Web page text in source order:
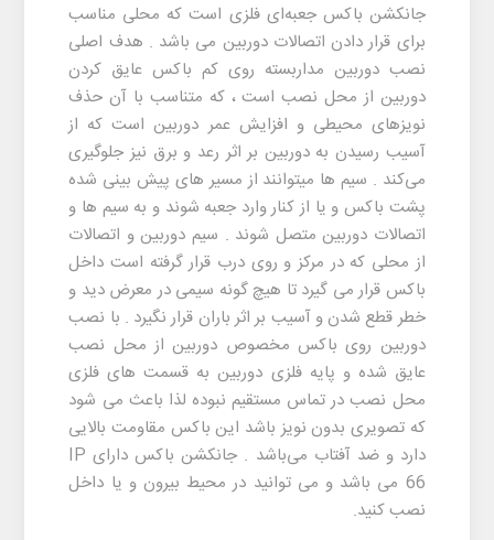
جانکشن باکس جعبه‌ای فلزی است که محلی مناسب
برای قرار دادن اتصالات دوربین می باشد . هدف اصلی
نصب دوربین مداربسته روی کم باکس عایق کردن
دوربین از محل نصب است ، که متناسب با آن حذف
نویزهای محیطی و افزایش عمر دوربین است که از
آسیب رسیدن به دوربین بر اثر رعد و برق نیز جلوگیری
می‌کند .‌ سیم ها میتوانند از مسیر های پیش بینی شده
پشت باکس و یا از کنار وارد جعبه شوند و به سیم ها و
اتصالات دوربین متصل شوند . سیم دوربین و اتصالات
از محلی که در مرکز و روی درب قرار گرفته است داخل
باکس قرار می گیرد تا هیچ گونه سیمی در معرض دید و
خطر قطع شدن و آسیب بر اثر باران قرار نگیرد . با نصب
دوربین روی باکس مخصوص دوربین از محل نصب
عایق شده و پایه فلزی دوربین به قسمت های فلزی
محل نصب در تماس مستقیم نبوده لذا باعث می شود
که تصویری بدون نویز باشد این باکس مقاومت بالایی
دارد و ضد آفتاب می‌باشد . جانکشن باکس دارای IP
66 می باشد و می توانید در محیط بیرون و یا داخل
نصب کنید.